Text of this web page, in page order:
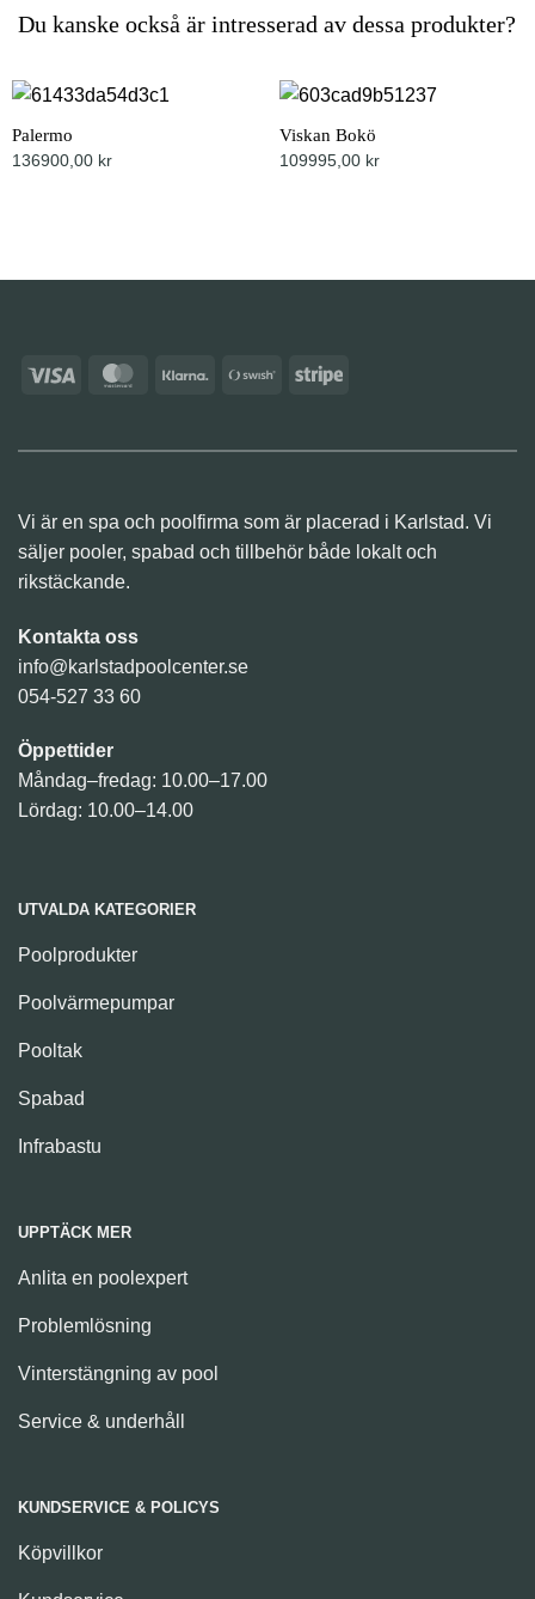
Du kanske också är intresserad av dessa produkter?
Palermo
136900,00 kr
Viskan Bokö
109995,00 kr
Visa MasterCardKlarna Swish
Stripe
Vi är en spa och poolfirma som är placerad i Karlstad. Vi
säljer pooler, spabad och tillbehör både lokalt och
rikstäckande.
Kontakta oss
info@karlstadpoolcenter.se
054-527 33 60
Öppettider
Måndag–fredag: 10.00–17.00
Lördag: 10.00–14.00
UTVALDA KATEGORIER
Poolprodukter
Poolvärmepumpar
Pooltak
Spabad
Infrabastu
UPPTÄCK MER
Anlita en poolexpert
Problemlösning
Vinterstängning av pool
Service & underhåll
KUNDSERVICE & POLICYS
Köpvillkor